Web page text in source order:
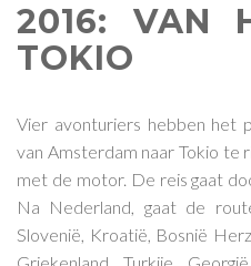
2016: VAN
TOKIO
Vier avonturiers hebben het
van Amsterdam naar Tokio te
met de motor. De reis gaat
Na Nederland, gaat de
Slovenië, Kroatië, Bosnië